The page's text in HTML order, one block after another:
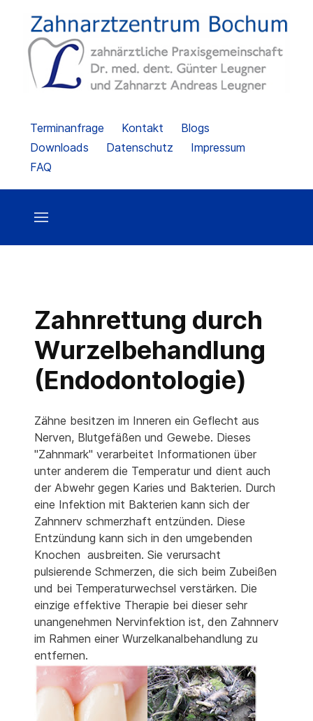
Terminanfrage Kontakt
Blogs
Downloads
Datenschutz
Impressum
FAQ
Zahnrettung durch
Wurzelbehandlung
(Endodontologie)
Zähne besitzen im Inneren ein Geflecht aus
Nerven, Blutgefäßen und Gewebe. Dieses
"Zahnmark" verarbeitet Informationen über
unter anderem die Temperatur und dient auch
der Abwehr gegen Karies und Bakterien. Durch
eine Infektion mit Bakterien kann sich der
Zahnnerv schmerzhaft entzünden. Diese
Entzündung kann sich in den umgebenden
Knochen ausbreiten. Sie verursacht
pulsierende Schmerzen, die sich beim Zubeißen
und bei Temperaturwechsel verstärken. Die
einzige effektive Therapie bei dieser sehr
unangenehmen Nervinfektion ist, den Zahnnerv
im Rahmen einer Wurzelkanalbehandlung zu
entfernen.